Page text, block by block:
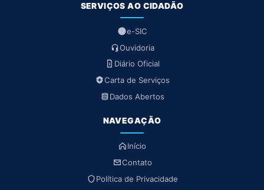
SERVIÇOS AO CIDADÃO
e-SIC
Ouvidoria
Diário Oficial
Carta de Serviços
Dados Abertos
NAVEGAÇÃO
Início
Contato
Política de Privacidade